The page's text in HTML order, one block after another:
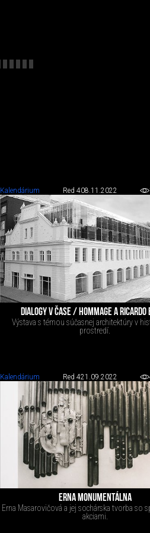
Kalendárium Red 408.11.2022
DIALOGY V ČASE / HOMMAGE A RICARDO
Výstava s témou súčasnej architektúry v
prostredí.
Kalendárium Red 421.09.2022
ERNA MONUMENTÁLNA
Erna Masarovičová a jej sochárska tvorba so
akciami.